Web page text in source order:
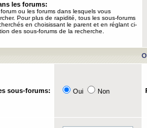
les forums:
ou les forums dans lesquels vous
Pour plus de rapidité, tous les sous-forums
en choisissant le parent et en réglant ci-
des sous-forums de la recherche.
sous-forums: Oui Non